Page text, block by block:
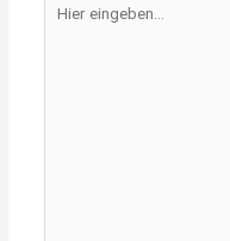
eingeben…